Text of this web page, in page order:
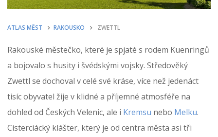
ATLAS MĚST RAKOUSKO ZWETTL
Rakouské městečko, které je spjaté s rodem Kuenringů
a bojovalo s husity i švédskými vojsky. Středověký
Zwettl se dochoval v celé své kráse, více než jedenáct
tisíc obyvatel žije v klidné a příjemné atmosféře na
dohled od Českých Velenic, ale i Kremsu nebo Melku.
Cisterciácký klášter, který je od centra města asi tři